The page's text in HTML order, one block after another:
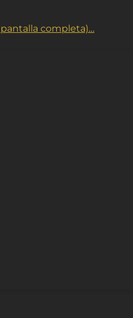
pantalla completa)…